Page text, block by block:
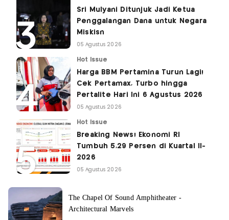
Sri Mulyani Ditunjuk Jadi Ketua
Penggalangan Dana untuk Negara
Miskisn
05 Agustus 2026
Hot Issue
Harga BBM Pertamina Turun Lagi!
Cek Pertamax, Turbo hingga
Pertalite Hari Ini 6 Agustus 2026
05 Agustus 2026
Hot Issue
Breaking News! Ekonomi RI
Tumbuh 5,29 Persen di Kuartal II-
2026
05 Agustus 2026